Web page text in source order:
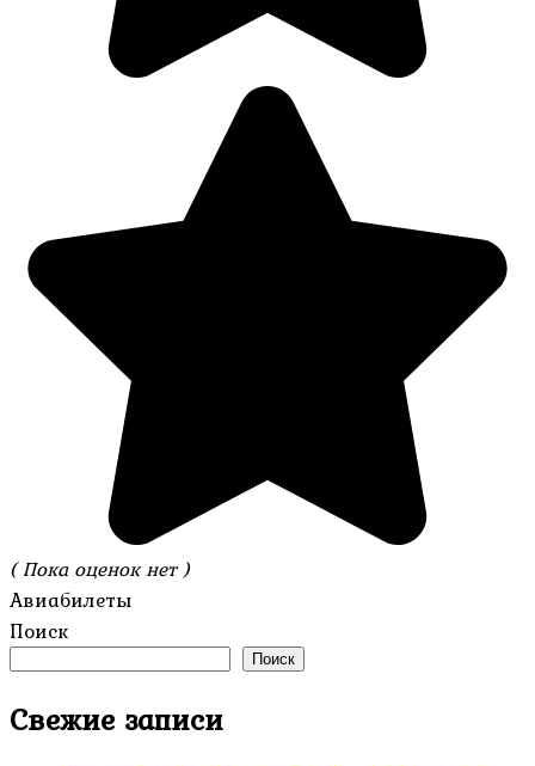
( Пока оценок нет )
Авиабилеты
Поиск
Поиск
Свежие записи